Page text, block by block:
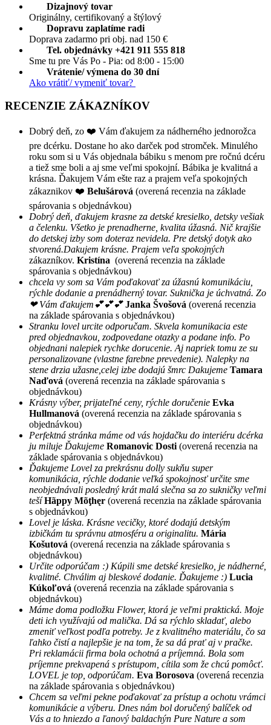
Dizajnový tovar
Originálny, certifikovaný a štýlový
Dopravu zaplatíme radi
Doprava zadarmo pri obj. nad 150 €
Tel. objednávky +421 911 555 818
Sme tu pre Vás Po - Pia: od 8:00 - 15:00
Vrátenie/ výmena do 30 dní
Ako vrátiť/ vymeniť tovar?
RECENZIE ZÁKAZNÍKOV
Dobrý deň, zo ❤️ Vám ďakujem za nádherného jednorožca
pre dcérku. Dostane ho ako darček pod stromček. Minulého
roku som si u Vás objednala bábiku s menom pre ročnú dcéru
a tiež sme boli a aj sme veľmi spokojní. Bábika je kvalitná a
krásna. Ďakujem Vám ešte raz a prajem veľa spokojných
zákaznikov ❤️ Belušárová (overená recenzia na základe
spárovania s objednávkou)
Dobrý deň, ďakujem krasne za detské kresielko, detsky vešiak
a čelenku. Všetko je prenadherne, kvalita úžasná. Nič krajšie
do detskej izby som doteraz nevidela. Pre detský dotyk ako
stvorená.Dakujem krásne. Prajem veľa spokojných
zákazníkov. Kristína (overená recenzia na základe
spárovania s objednávkou)
chcela vy som sa Vám poďakovať za úžasnú komunikáciu,
rýchle dodanie a prenádherný tovar. Suknička je úchvatná. Zo
❤ Vám ďakujem💕💕💕 Janka Švošová (overená recenzia
na základe spárovania s objednávkou)
Stranku lovel urcite odporučam. Skvela komunikacia este
pred objednavkou, zodpovedane otazky a podane info. Po
objednani nalepiek rychke dorucenie. Aj napriek tomu ze su
personalizovane (vlastne farebne prevedenie). Nalepky na
stene drzia užasne,celej izbe dodajú šmrc Dakujeme Tamara
Naďová (overená recenzia na základe spárovania s
objednávkou)
Krásny výber, prijateľné ceny, rýchle doručenie Evka
Hullmanová (overená recenzia na základe spárovania s
objednávkou)
Perfektná stránka máme od vás hojdačku do interiéru dcérka
ju miluje Ďakujeme Romanovic Dosti (overená recenzia na
základe spárovania s objednávkou)
Ďakujeme Lovel za prekrásnu dolly sukňu super
komunikácia, rýchle dodanie veľká spokojnosť určite sme
neobjednávali posledný krát malá slečna sa zo sukničky veľmi
tešíHãppy Mõţhęr (overená recenzia na základe spárovania
s objednávkou)
Lovel je láska. Krásne vecičky, ktoré dodajú detským
izbičkám tu správnu atmosféru a originalitu. Mária
Košutová (overená recenzia na základe spárovania s
objednávkou)
Určite odporúčam :) Kúpili sme detské kresielko, je nádherné,
kvalitné. Chválim aj bleskové dodanie. Ďakujeme :) Lucia
Kúkoľová (overená recenzia na základe spárovania s
objednávkou)
Máme doma podložku Flower, ktorá je veľmi praktická. Moje
deti ich využívajú od malička. Dá sa rýchlo skladať, alebo
zmeniť veľkost podľa potreby. Je z kvalitného materiálu, čo sa
ľahko čistí a najlepšie je na tom, že sa dá prať aj v pračke.
Pri reklamácii firma bola ochotná a príjemná. Bola som
príjemne prekvapená s prístupom, cítila som že chcú pomôcť.
LOVEL je top, odporúčam. Eva Borosova (overená recenzia
na základe spárovania s objednávkou)
Chcem sa veľmi pekne poďakovať za prístup a ochotu vrámci
komunikácie a výberu. Dnes nám bol doručený balíček od
Vás a to hniezdo a ľanový baldachýn Pure Nature a som